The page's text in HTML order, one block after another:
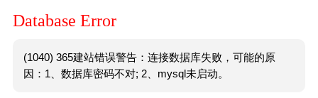
Database Error
(1040) 365建站错误警告：连接数据库失败，可能的原
因：1、数据库密码不对; 2、mysql未启动。